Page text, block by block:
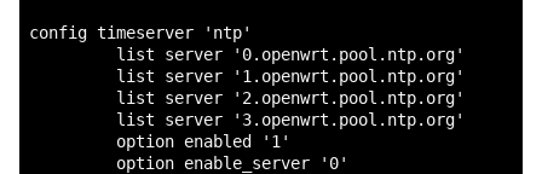
config timeserver 'ntp'
         list server '0.openwrt.pool.ntp.org'
         list server '1.openwrt.pool.ntp.org'
         list server '2.openwrt.pool.ntp.org'
         list server '3.openwrt.pool.ntp.org'
         option enabled '1'
         option enable_server '0'